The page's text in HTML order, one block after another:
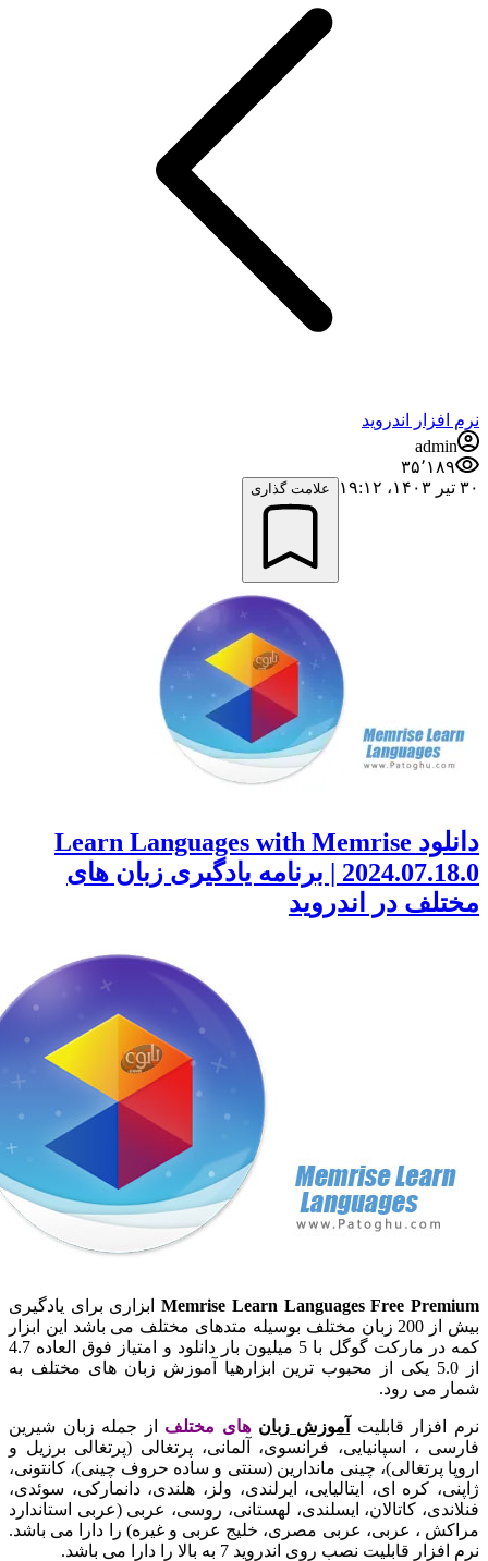
اندروید
علامت گذاری
دانلود Learn Languages with Memrise
2024.07.18.0 | برنامه یادگیری زبان های
در اندروید
Memrise Learn Languages Freeابزاری برای یادگیری
بیش از 200 زبان مختلف بوسیله متدهای مختلف می باشد این ابزار
کمه در مارکت گوگل با 5 میلیون بار دانلود و امتیاز فوق العاده 4.7
از 5.0 یکی از محبوب ترین ابزارهیا آموزش زبان های مختلف به
می رود.
قابلیتآموزش زبان های مختلف از جمله زبان شیرین
، اسپانیایی، فرانسوی، آلمانی، پرتغالی (پرتغالی برزیل و
پرتغالی)، چینی ماندارین (سنتی و ساده حروف چینی)، کانتونی،
کره ای، ایتالیایی، ایرلندی، ولز، هلندی، دانمارکی، سوئدی،
کاتالان، ایسلندی، لهستانی، روسی، عربی (عربی استاندارد
، عربی، عربی مصری، خلیج عربی و غیره) را دارا می باشد.
قابلیت نصب روی اندروید 7 به بالا را دارا می باشد.